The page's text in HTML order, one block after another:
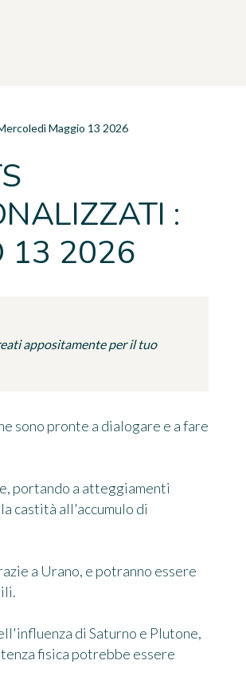
Maggio 13 2026
:
13 2026
appositamente per il tuo
sono pronte a dialogare e a fare
portando a atteggiamenti
castità all'accumulo di
a Urano, e potranno essere
di Saturno e Plutone,
fisica potrebbe essere